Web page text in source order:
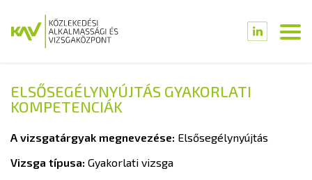
ELSŐSEGÉLYNYÚJTÁS GYAKORLATI
KOMPETENCIÁK
A vizsgatárgyak megnevezése: Elsősegélynyújtás
Vizsga típusa: Gyakorlati vizsga